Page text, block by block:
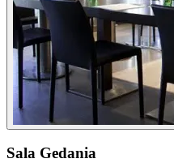
Sala Gedania